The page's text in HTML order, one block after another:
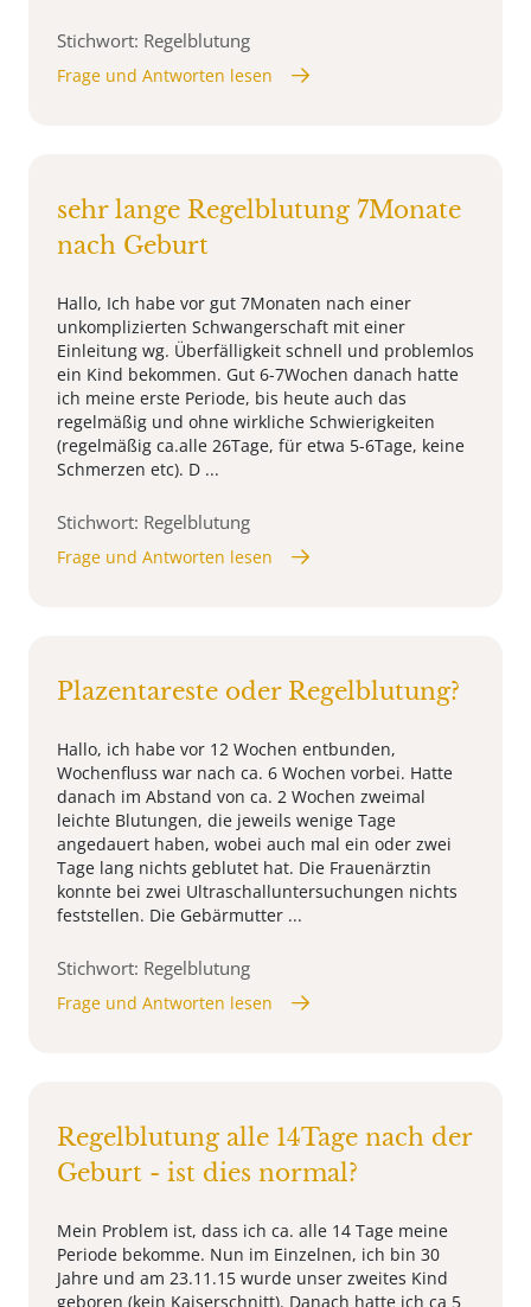
Stichwort: Regelblutung
Frage und Antworten lesen
sehr lange Regelblutung 7Monate
nach Geburt
Hallo, Ich habe vor gut 7Monaten nach einer
unkomplizierten Schwangerschaft mit einer
Einleitung wg. Überfälligkeit schnell und problemlos
ein Kind bekommen. Gut 6-7Wochen danach hatte
ich meine erste Periode, bis heute auch das
regelmäßig und ohne wirkliche Schwierigkeiten
(regelmäßig ca.alle 26Tage, für etwa 5-6Tage, keine
Schmerzen etc). D ...
Stichwort: Regelblutung
Frage und Antworten lesen
Plazentareste oder Regelblutung?
Hallo, ich habe vor 12 Wochen entbunden,
Wochenfluss war nach ca. 6 Wochen vorbei. Hatte
danach im Abstand von ca. 2 Wochen zweimal
leichte Blutungen, die jeweils wenige Tage
angedauert haben, wobei auch mal ein oder zwei
Tage lang nichts geblutet hat. Die Frauenärztin
konnte bei zwei Ultraschalluntersuchungen nichts
feststellen. Die Gebärmutter ...
Stichwort: Regelblutung
Frage und Antworten lesen
Regelblutung alle 14Tage nach der
Geburt - ist dies normal?
Mein Problem ist, dass ich ca. alle 14 Tage meine
Periode bekomme. Nun im Einzelnen, ich bin 30
Jahre und am 23.11.15 wurde unser zweites Kind
geboren (kein Kaiserschnitt). Danach hatte ich ca 5